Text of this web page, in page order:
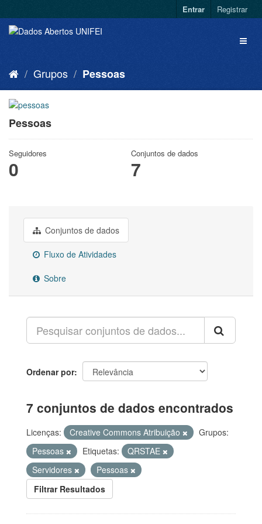
Entrar Registrar
Grupos Pessoas
Pessoas
Seguidores
0
Conjuntos de dados
7
Conjuntos de dados
Fluxo de Atividades
Sobre
Ordenar por
7 conjuntos de dados encontrados
Licenças: Creative Commons Atribuição
Grupos:
Pessoas
Etiquetas:
QRSTAE
Servidores
Pessoas
Filtrar Resultados